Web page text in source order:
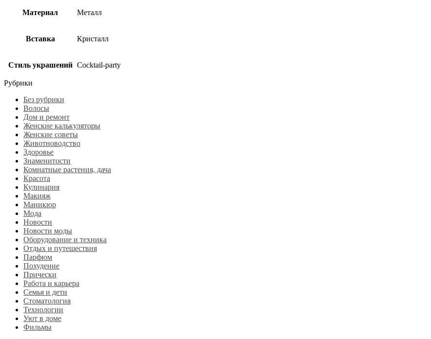
Материал Металл
Вставка Кристалл
Стиль украшений Cocktail-party
Рубрики
Без рубрики
Волосы
Дом и ремонт
Женские калькуляторы
Женские советы
Животноводство
Здоровье
Знаменитости
Комнатные растения, дача
Красота
Кулинария
Макияж
Маникюр
Мода
Новости
Новости моды
Оборудование и техника
Отдых и путешествия
Парфюм
Похудение
Прически
Работа и карьера
Семья и дети
Стоматология
Технологии
Уют в доме
Фильмы